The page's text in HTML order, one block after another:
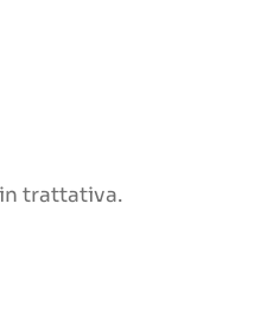
trattativa.